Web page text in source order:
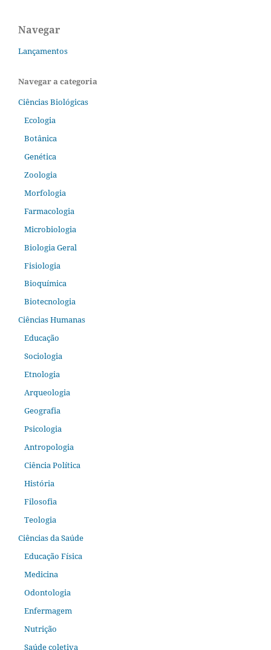
Navegar
Lançamentos
Navegar a categoria
Ciências Biológicas
Ecologia
Botânica
Genética
Zoologia
Morfologia
Farmacologia
Microbiologia
Biologia Geral
Fisiologia
Bioquímica
Biotecnologia
Ciências Humanas
Educação
Sociologia
Etnologia
Arqueologia
Geografia
Psicologia
Antropologia
Ciência Política
História
Filosofia
Teologia
Ciências da Saúde
Educação Física
Medicina
Odontologia
Enfermagem
Nutrição
Saúde coletiva